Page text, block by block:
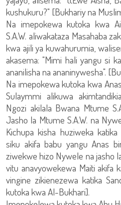
kushukuru?" [Bukhariy na
Na imepokewa kutoka kwa
S.A.W. aliwakataza Masahaba
kwa ajili ya kuwahurumia,
akasema: "Mimi hali yangu si
ananilisha na ananinywesha".
Na imepokewa kutoka kwa
Sulaymmi alikuwa
Ngozi akilala Bwana Mtume
Jasho la Mtume S.A.W. na
Kichupa kisha huziweka
siku akifa babu yangu Anas
ziwekwe hizo Nywele na jasho
vitu anavyowekewa Maiti akifa
vingine zikienezewa katika
kutoka kwa Al-Bukhari].